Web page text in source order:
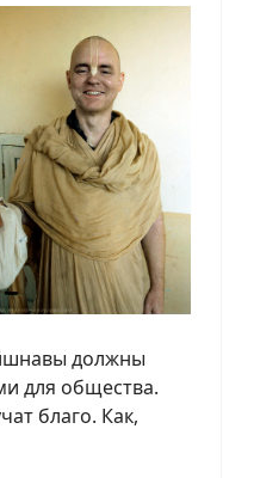
должны
для общества.
благо. Как,